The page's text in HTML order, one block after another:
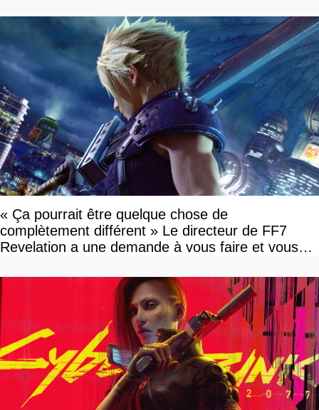
« Ça pourrait être quelque chose de
complètement différent » Le directeur de FF7
Revelation a une demande à vous faire et vous